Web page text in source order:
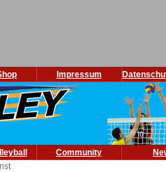
Impressum
Community